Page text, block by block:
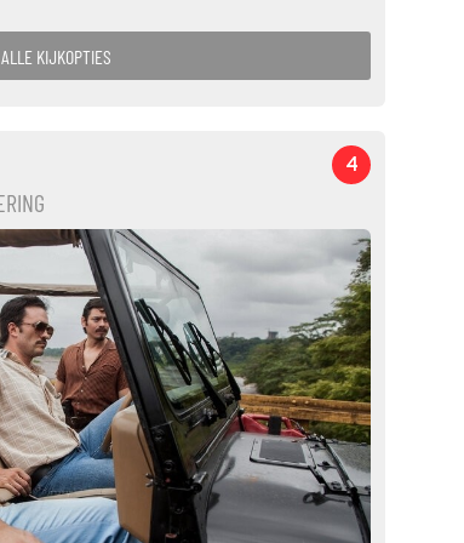
KIJKOPTIES
4